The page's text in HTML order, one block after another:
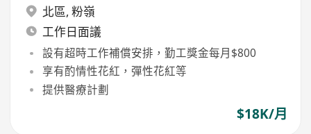
北區, 粉嶺
工作日面議
設有超時工作補償安排，勤工獎金每月$800
享有酌情性花紅，彈性花紅等
提供醫療計劃
$18K/月